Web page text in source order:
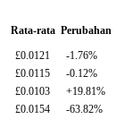
Rata-rata Perubahan
£0.0121
-1.76%
£0.0115
-0.12%
£0.0103
+19.81%
£0.0154 -63.82%